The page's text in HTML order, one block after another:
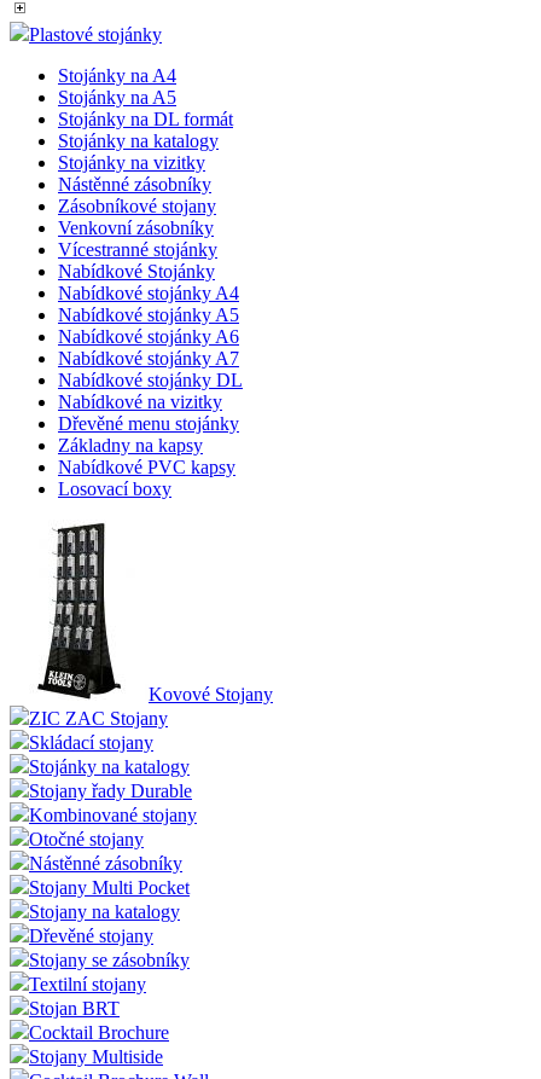
Plastové stojánky
Stojánky na A4
Stojánky na A5
Stojánky na DL formát
Stojánky na katalogy
Stojánky na vizitky
Nástěnné zásobníky
Zásobníkové stojany
Venkovní zásobníky
Vícestranné stojánky
Nabídkové Stojánky
Nabídkové stojánky A4
Nabídkové stojánky A5
Nabídkové stojánky A6
Nabídkové stojánky A7
Nabídkové stojánky DL
Nabídkové na vizitky
Dřevěné menu stojánky
Základny na kapsy
Nabídkové PVC kapsy
Losovací boxy
Kovové Stojany
ZIC ZAC Stojany
Skládací stojany
Stojánky na katalogy
Stojany řady Durable
Kombinované stojany
Otočné stojany
Nástěnné zásobníky
Stojany Multi Pocket
Stojany na katalogy
Dřevěné stojany
Stojany se zásobníky
Textilní stojany
Stojan BRT
Cocktail Brochure
Stojany Multiside